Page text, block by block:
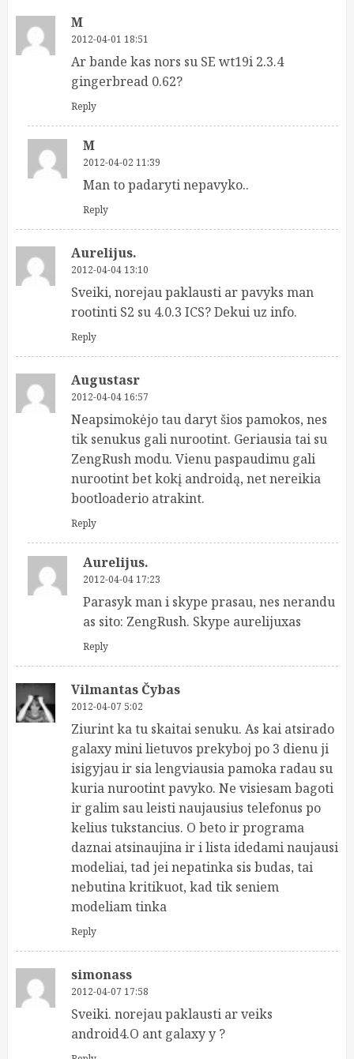
M
2012-04-01 18:51
Ar bande kas nors su SE wt19i 2.3.4
gingerbread 0.62?
Reply
M
2012-04-02 11:39
Man to padaryti nepavyko..
Reply
Aurelijus.
2012-04-04 13:10
Sveiki, norejau paklausti ar pavyks man
rootinti S2 su 4.0.3 ICS? Dekui uz info.
Reply
Augustasr
2012-04-04 16:57
Neapsimokėjo tau daryt šios pamokos, nes
tik senukus gali nurootint. Geriausia tai su
ZengRush modu. Vienu paspaudimu gali
nurootint bet kokį androidą, net nereikia
bootloaderio atrakint.
Reply
Aurelijus.
2012-04-04 17:23
Parasyk man i skype prasau, nes nerandu
as sito: ZengRush. Skype aurelijuxas
Reply
Vilmantas Čybas
2012-04-07 5:02
Ziurint ka tu skaitai senuku. As kai atsirado
galaxy mini lietuvos prekyboj po 3 dienu ji
isigyjau ir sia lengviausia pamoka radau su
kuria nurootint pavyko. Ne visiesam bagoti
ir galim sau leisti naujausius telefonus po
kelius tukstancius. O beto ir programa
daznai atsinaujina ir i lista idedami naujausi
modeliai, tad jei nepatinka sis budas, tai
nebutina kritikuot, kad tik seniem
modeliam tinka
Reply
simonass
2012-04-07 17:58
Sveiki. norejau paklausti ar veiks
android4.O ant galaxy y ?